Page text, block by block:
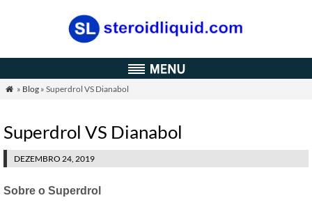
 » Blog» Superdrol VS Dianabol
Superdrol VS Dianabol
DEZEMBRO 24, 2019
Sobre o Superdrol